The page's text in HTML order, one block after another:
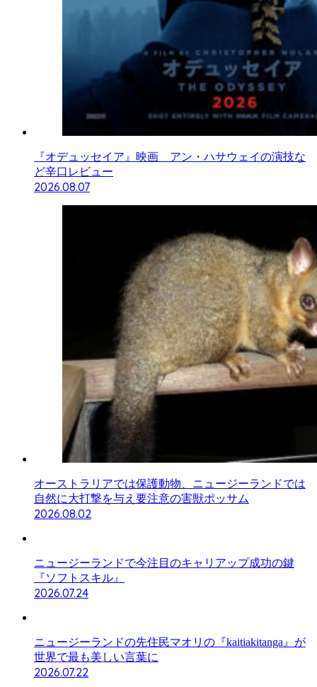
『オデュッセイア』映画 アン・ハサウェイの演技な
ど辛口レビュー
2026.08.07
オーストラリアでは保護動物、ニュージーランドでは
自然に大打撃を与え要注意の害獣ポッサム
2026.08.02
ニュージーランドで今注目のキャリアップ成功の鍵
『ソフトスキル』
2026.07.24
ニュージーランドの先住民マオリの『kaitiakitanga』が
世界で最も美しい言葉に
2026.07.22